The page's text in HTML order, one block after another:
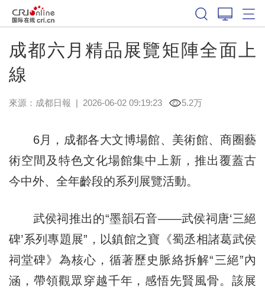
成都六月精品展覽矩陣全面上
線
來源： 成都日報 | 2026-06-02 09:19:23 5.2万
6月，成都各大文博場館、美術館、商圈藝
術空間及特色文化場館集中上新，推出覆蓋古
今中外、全年齡段的系列展覽活動。
武侯祠推出的“墨韻石音——武侯祠唐‘三絕
碑’系列專題展”，以鎮館之寶《蜀丞相諸葛武侯
祠堂碑》為核心，循著歷史脈絡拆解“三絕”內
涵，帶領觀眾穿越千年，感悟先賢風骨。該展